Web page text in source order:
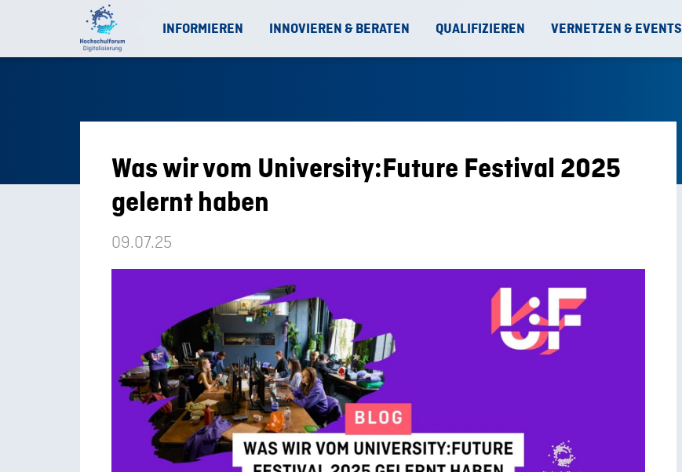
INFORMIEREN INNOVIEREN & BERATEN QUALIFIZIEREN VERNETZEN & EVENTS
Was wir vom University:Future Festival 2025
gelernt haben
09.07.25